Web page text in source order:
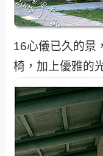
16心儀已久的景
椅，加上優雅的